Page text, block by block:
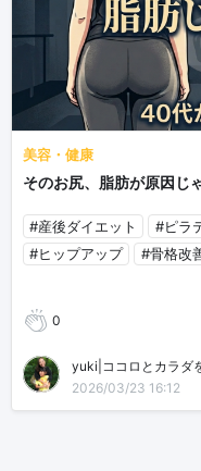
美容・健康
そのお尻、脂肪が原因じ
#産後ダイエット #ピラ
#ヒップアップ
#骨格改
0
yuki|ココロとカラダ
2026/03/23 16:12